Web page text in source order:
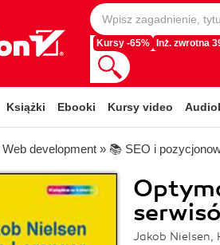
Kursy -65% Inż. zwrotna
Książki Ebooki Kursy video
Web development » 📚 SEO i
Jakob Nielsen,